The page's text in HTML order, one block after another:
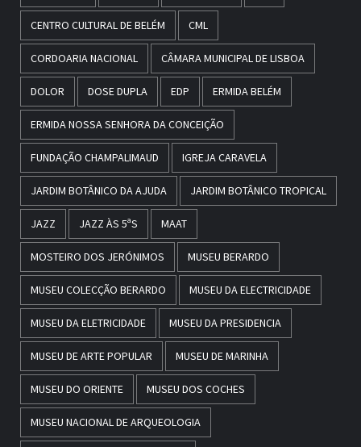
CENTRO CULTURAL DE BELÉM CML
CORDOARIA NACIONAL CÂMARA MUNICIPAL DE LISBOA
DOLOR DOSE DUPLA EDP ERMIDA BELÉM
ERMIDA NOSSA SENHORA DA CONCEIÇÃO
FUNDAÇÃO CHAMPALIMAUD IGREJA CARAVELA
JARDIM BOTÂNICO DA AJUDA JARDIM BOTÂNICO TROPICAL
JAZZ JAZZ ÀS 5ªS MAAT
MOSTEIRO DOS JERÓNIMOS MUSEU BERARDO
MUSEU COLECÇÃO BERARDO MUSEU DA ELECTRICIDADE
MUSEU DA ELETRICIDADE MUSEU DA PRESIDENCIA
MUSEU DE ARTE POPULAR MUSEU DE MARINHA
MUSEU DO ORIENTE MUSEU DOS COCHES
MUSEU NACIONAL DE ARQUEOLOGIA